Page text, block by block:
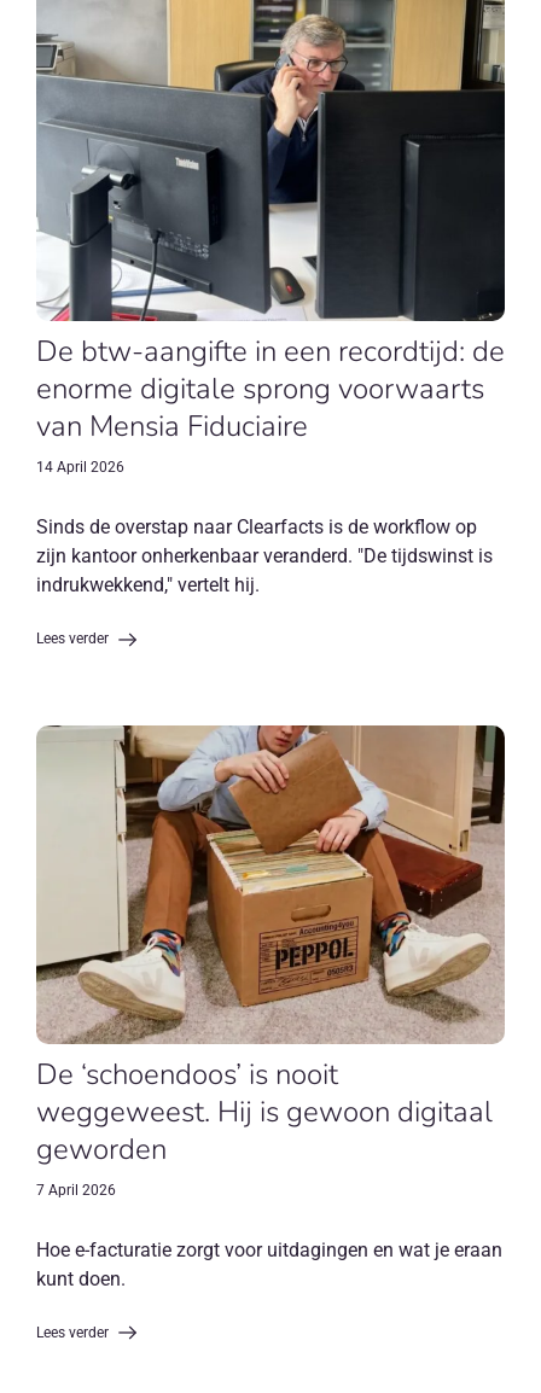
De btw-aangifte in een recordtijd: de
enorme digitale sprong voorwaarts
van Mensia Fiduciaire
14 April 2026
Sinds de overstap naar Clearfacts is de workflow op
zijn kantoor onherkenbaar veranderd. "De tijdswinst is
indrukwekkend," vertelt hij.
Lees verder
De ‘schoendoos’ is nooit
weggeweest. Hij is gewoon digitaal
geworden
7 April 2026
Hoe e-facturatie zorgt voor uitdagingen en wat je eraan
kunt doen.
Lees verder